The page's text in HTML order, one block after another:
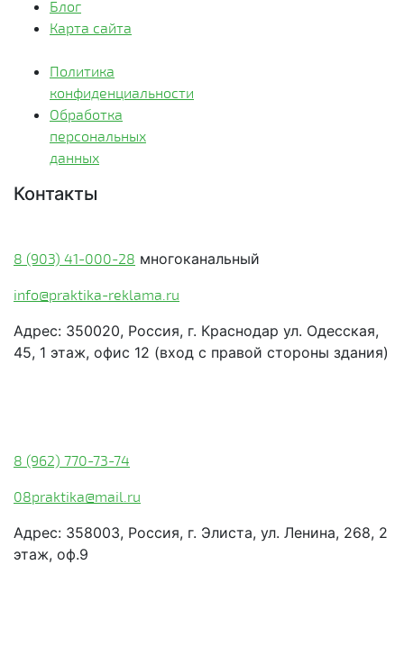
Блог
Карта сайта
Политика
конфиденциальности
Обработка
персональных
данных
Контакты
8 (903) 41-000-28 многоканальный
info@praktika-reklama.ru
Адрес: 350020, Россия, г. Краснодар ул. Одесская,
45, 1 этаж, офис 12 (вход с правой стороны здания)
8 (962) 770-73-74
08praktika@mail.ru
Адрес:​ 358003, Россия, г. Элиста, ул. Ленина, 268, 2
этаж, оф.9